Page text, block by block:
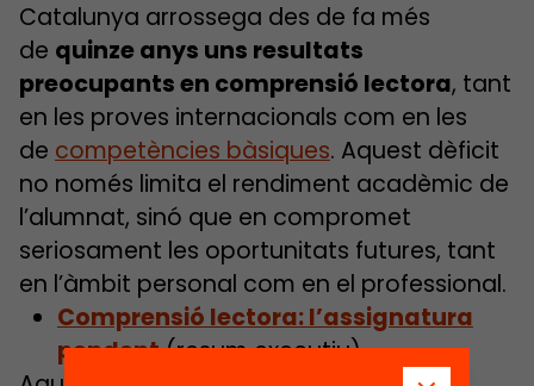
Catalunya arrossega des de fa més
de quinze anys uns resultats
preocupants en comprensió lectora, tant
en les proves internacionals com en les
de competències bàsiques. Aquest dèficit
no només limita el rendiment acadèmic de
l’alumnat, sinó que en compromet
seriosament les oportunitats futures, tant
en l’àmbit personal com en el professional.
Comprensió lectora: l’assignatura
pendent(resum executiu)